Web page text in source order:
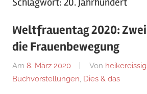
Weltfrauentag 2020:
die Frauenbewegung
Am 8. März 2020 Von heikereissig
Buchvorstellungen, Dies & das